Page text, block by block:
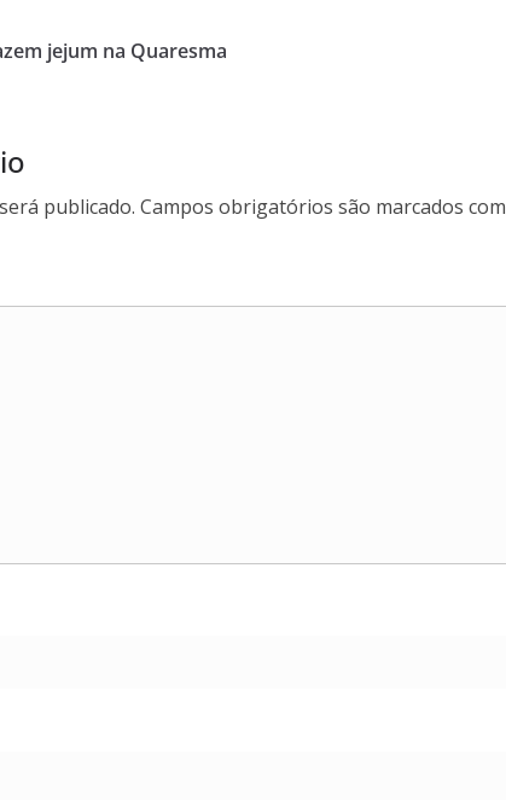
jejum na Quaresma
publicado. Campos obrigatórios são marcados com